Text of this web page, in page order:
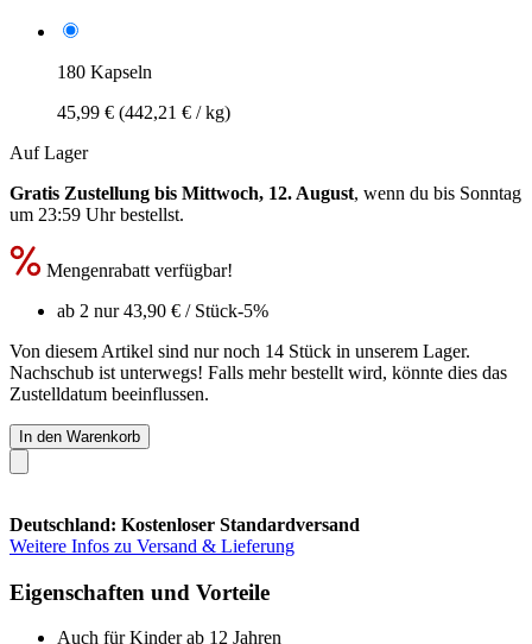
180 Kapseln
45,99 € (442,21 € / kg)
Auf Lager
Gratis Zustellung bis Mittwoch, 12. August, wenn du bis Sonntag
um 23:59 Uhrbestellst.
Mengenrabatt verfügbar!
ab 2 nur43,90 € / Stück-5%
Von diesem Artikel sind nur noch 14 Stück in unserem Lager.
Nachschub ist unterwegs! Falls mehr bestellt wird, könnte dies das
Zustelldatum beeinflussen.
In den Warenkorb
Deutschland: Kostenloser Standardversand
Weitere Infos zu Versand & Lieferung
Eigenschaften und Vorteile
Auch für Kinder ab 12 Jahren